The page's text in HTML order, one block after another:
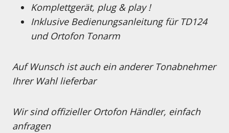
Komplettgerät, plug & play !
Inklusive Bedienungsanleitung für TD124
und Ortofon Tonarm
Auf Wunsch ist auch ein anderer Tonabnehmer
Ihrer Wahl lieferbar
Wir sind offizieller Ortofon Händler, einfach
anfragen